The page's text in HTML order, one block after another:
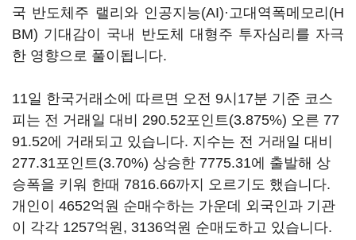
국 반도체주 랠리와 인공지능(AI)·고대역폭메모리(H
BM) 기대감이 국내 반도체 대형주 투자심리를 자극
한 영향으로 풀이됩니다.
11일 한국거래소에 따르면 오전 9시17분 기준 코스
피는 전 거래일 대비 290.52포인트(3.875%) 오른 77
91.52에 거래되고 있습니다. 지수는 전 거래일 대비
277.31포인트(3.70%) 상승한 7775.31에 출발해 상
승폭을 키워 한때 7816.66까지 오르기도 했습니다.
개인이 4652억원 순매수하는 가운데 외국인과 기관
이 각각 1257억원, 3136억원 순매도하고 있습니다.